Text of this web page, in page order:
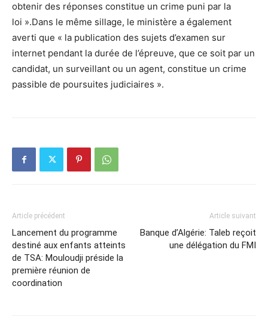
obtenir des réponses constitue un crime puni par la
loi ».Dans le même sillage, le ministère a également
averti que « la publication des sujets d’examen sur
internet pendant la durée de l’épreuve, que ce soit par un
candidat, un surveillant ou un agent, constitue un crime
passible de poursuites judiciaires ».
Article précédent
Lancement du programme
destiné aux enfants atteints
de TSA: Mouloudji préside la
première réunion de
coordination
Article suivant
Banque d’Algérie: Taleb reçoit
une délégation du FMI